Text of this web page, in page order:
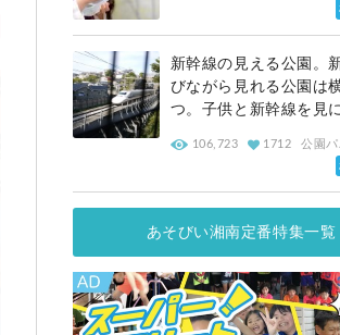
新幹線の見える公園。
びながら見れる公園は
つ。子供と新幹線を見
106,723 1712 公園
あそびい湘南定番特集一覧